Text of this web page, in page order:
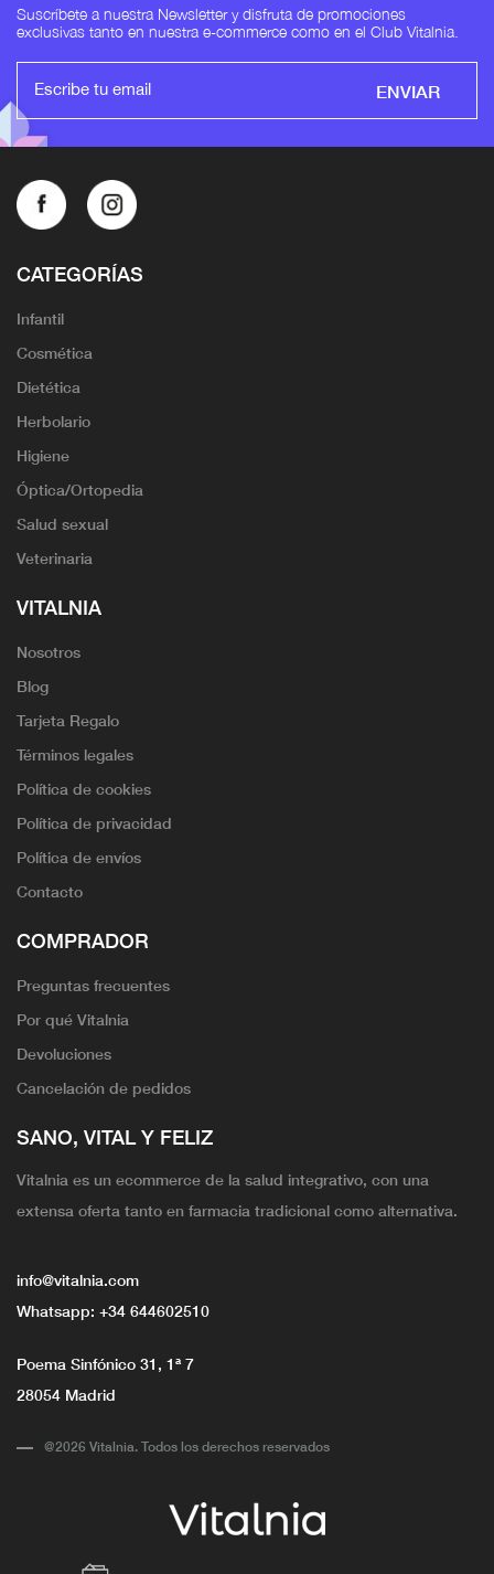
Suscríbete a nuestra Newsletter y disfruta de promociones
exclusivas tanto en nuestra e-commerce como en el Club Vitalnia.
ENVIAR
CATEGORÍAS
Infantil
Cosmética
Dietética
Herbolario
Higiene
Óptica/Ortopedia
Salud sexual
Veterinaria
VITALNIA
Nosotros
Blog
Tarjeta Regalo
Términos legales
Política de cookies
Política de privacidad
Política de envíos
Contacto
COMPRADOR
Preguntas frecuentes
Por qué Vitalnia
Devoluciones
Cancelación de pedidos
SANO, VITAL Y FELIZ
Vitalnia es un ecommerce de la salud integrativo, con una
extensa oferta tanto en farmacia tradicional como alternativa.
info@vitalnia.com
Whatsapp: +34 644602510
Poema Sinfónico 31, 1ª 7
28054 Madrid
@2026 Vitalnia. Todos los derechos reservados